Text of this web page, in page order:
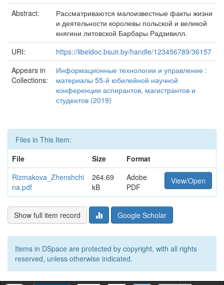
Abstract:
Рассматриваются малоизвестные факты жизни
и деятельности королевы польской и великой
княгини литовской Барбары Радзивилл.
URI:
https://libeldoc.bsuir.by/handle/123456789/36157
Appears in
Collections:
Информационные технологии и управление :
материалы 55-й юбилейной научной
конференции аспирантов, магистрантов и
студентов (2019)
Files in This Item:
File
Size
Format
Rizmakova_Zhenshchi
na.pdf
264.69
kB
Adobe
PDF
View/Open
Show full item record Google Scholar
Items in DSpace are protected by copyright, with all rights
reserved, unless otherwise indicated.